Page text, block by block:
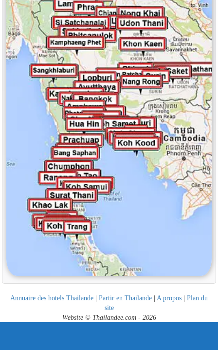
Annuaire des hotels Thailande | Partir en Thailande | A propos | Plan du
site
Website © Thailandee.com - 2026